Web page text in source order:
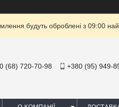
будуть оброблені з 09:00
(68) 720-70-98 +380 (95) 949-